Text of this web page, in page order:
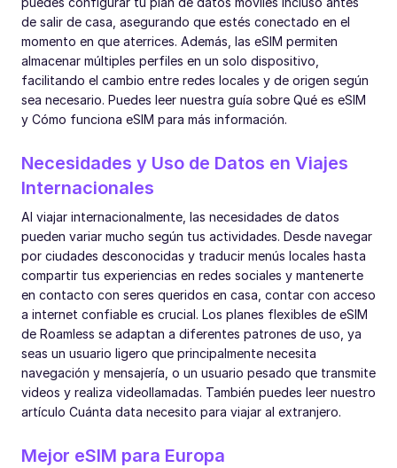
de salir de casa, asegurando que estés conectado en el
momento en que aterrices. Además, las eSIM permiten
almacenar múltiples perfiles en un solo dispositivo,
facilitando el cambio entre redes locales y de origen según
sea necesario. Puedes leer nuestra guía sobre Qué es eSIM
y Cómo funciona eSIM para más información.
Necesidades y Uso de Datos en Viajes
Internacionales
Al viajar internacionalmente, las necesidades de datos
pueden variar mucho según tus actividades. Desde navegar
por ciudades desconocidas y traducir menús locales hasta
compartir tus experiencias en redes sociales y mantenerte
en contacto con seres queridos en casa, contar con acceso
a internet confiable es crucial. Los planes flexibles de eSIM
de Roamless se adaptan a diferentes patrones de uso, ya
seas un usuario ligero que principalmente necesita
navegación y mensajería, o un usuario pesado que transmite
videos y realiza videollamadas. También puedes leer nuestro
artículo Cuánta data necesito para viajar al extranjero.
Mejor eSIM para Europa